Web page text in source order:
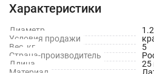
Длина: 25 мм
Диаметр: 1.2 мм
Характеристики
Диаметр
Условия продажи
Вес, кг
5
Страна-производитель
Длина
25